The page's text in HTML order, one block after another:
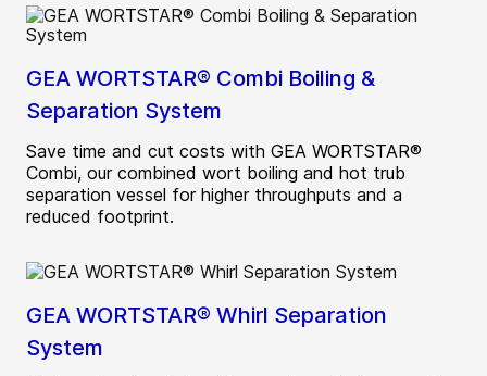
GEA WORTSTAR® Combi Boiling &
Separation System
Save time and cut costs with GEA WORTSTAR®
Combi, our combined wort boiling and hot trub
separation vessel for higher throughputs and a
reduced footprint.
GEA WORTSTAR® Whirl Separation
System